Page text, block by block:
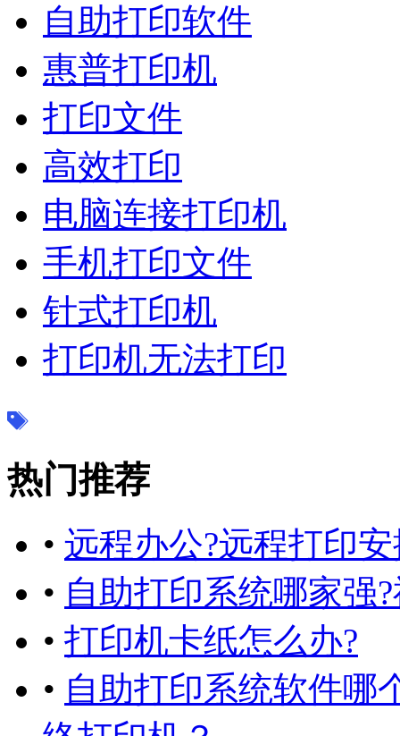
自助打印软件
惠普打印机
打印文件
高效打印
电脑连接打印机
手机打印文件
针式打印机
打印机无法打印
热门推荐
• 远程办公?远程打印
• 自助打印系统哪家强
• 打印机卡纸怎么办?
• 自助打印系统软件哪